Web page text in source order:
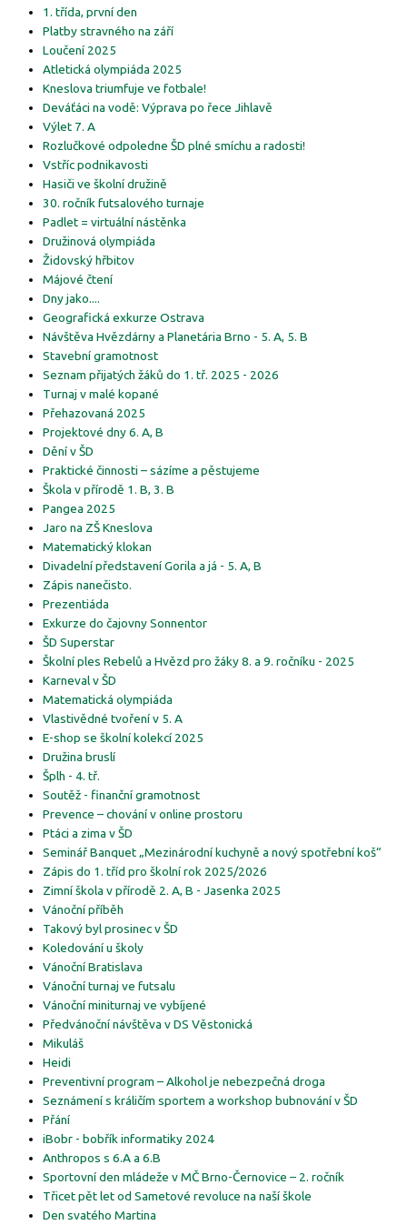
1. třída, první den
Platby stravného na září
Loučení 2025
Atletická olympiáda 2025
Kneslova triumfuje ve fotbale!
Deváťáci na vodě: Výprava po řece Jihlavě
Výlet 7. A
Rozlučkové odpoledne ŠD plné smíchu a radosti!
Vstříc podnikavosti
Hasiči ve školní družině
30. ročník futsalového turnaje
Padlet = virtuální nástěnka
Družinová olympiáda
Židovský hřbitov
Májové čtení
Dny jako....
Geografická exkurze Ostrava
Návštěva Hvězdárny a Planetária Brno - 5. A, 5. B
Stavební gramotnost
Seznam přijatých žáků do 1. tř. 2025 - 2026
Turnaj v malé kopané
Přehazovaná 2025
Projektové dny 6. A, B
Dění v ŠD
Praktické činnosti – sázíme a pěstujeme
Škola v přírodě 1. B, 3. B
Pangea 2025
Jaro na ZŠ Kneslova
Matematický klokan
Divadelní představení Gorila a já - 5. A, B
Zápis nanečisto.
Prezentiáda
Exkurze do čajovny Sonnentor
ŠD Superstar
Školní ples Rebelů a Hvězd pro žáky 8. a 9. ročníku - 2025
Karneval v ŠD
Matematická olympiáda
Vlastivědné tvoření v 5. A
E-shop se školní kolekcí 2025
Družina bruslí
Šplh - 4. tř.
Soutěž - finanční gramotnost
Prevence – chování v online prostoru
Ptáci a zima v ŠD
Seminář Banquet „Mezinárodní kuchyně a nový spotřební koš“
Zápis do 1. tříd pro školní rok 2025/2026
Zimní škola v přírodě 2. A, B - Jasenka 2025
Vánoční příběh
Takový byl prosinec v ŠD
Koledování u školy
Vánoční Bratislava
Vánoční turnaj ve futsalu
Vánoční miniturnaj ve vybíjené
Předvánoční návštěva v DS Věstonická
Mikuláš
Heidi
Preventivní program – Alkohol je nebezpečná droga
Seznámení s králičím sportem a workshop bubnování v ŠD
Přání
iBobr - bobřík informatiky 2024
Anthropos s 6.A a 6.B
Sportovní den mládeže v MČ Brno-Černovice – 2. ročník
Třicet pět let od Sametové revoluce na naší škole
Den svatého Martina